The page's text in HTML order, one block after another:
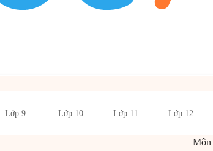
Lớp 9 Lớp 10 Lớp 11 Lớp 12
Môn